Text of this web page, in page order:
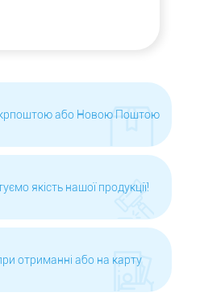
або Новою Поштою
якість нашої продукції!
отриманні або на карту